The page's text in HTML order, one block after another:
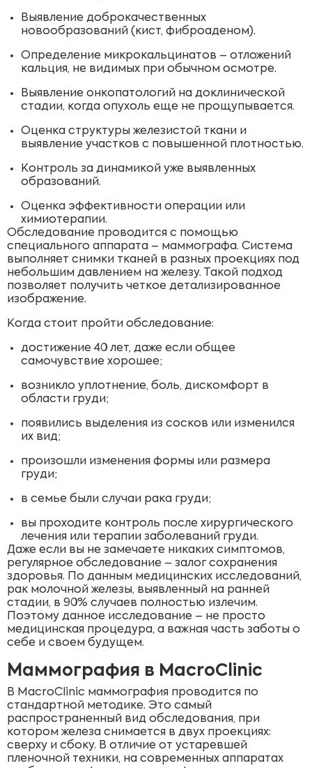
Выявление доброкачественных
новообразований (кист, фиброаденом).
Определение микрокальцинатов – отложений
кальция, не видимых при обычном осмотре.
Выявление онкопатологий на доклинической
стадии, когда опухоль еще не прощупывается.
Оценка структуры железистой ткани и
выявление участков с повышенной плотностью.
Контроль за динамикой уже выявленных
образований.
Оценка эффективности операции или
химиотерапии.
Обследование проводится с помощью
специального аппарата – маммографа. Система
выполняет снимки тканей в разных проекциях под
небольшим давлением на железу. Такой подход
позволяет получить четкое детализированное
изображение.
Когда стоит пройти обследование:
достижение 40 лет, даже если общее
самочувствие хорошее;
возникло уплотнение, боль, дискомфорт в
области груди;
появились выделения из сосков или изменился
их вид;
произошли изменения формы или размера
груди;
в семье были случаи рака груди;
вы проходите контроль после хирургического
лечения или терапии заболеваний груди.
Даже если вы не замечаете никаких симптомов,
регулярное обследование – залог сохранения
здоровья. По данным медицинских исследований,
рак молочной железы, выявленный на ранней
стадии, в 90% случаев полностью излечим.
Поэтому данное исследование – не просто
медицинская процедура, а важная часть заботы о
себе и своем будущем.
Маммография в MacroClinic
В MacroClinic маммография проводится по
стандартной методике. Это самый
распространенный вид обследования, при
котором железа снимается в двух проекциях:
сверху и сбоку. В отличие от устаревшей
пленочной техники, на современных аппаратах